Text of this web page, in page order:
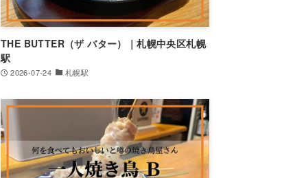
THE BUTTER（ザ バター）｜札幌中央区札幌
駅
2026-07-24 札幌駅